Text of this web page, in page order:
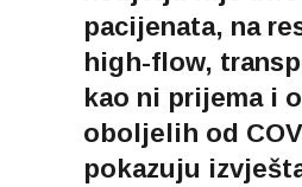
pacijenata, na
high-flow,
kao ni prijema i
oboljelih od
pokazuju